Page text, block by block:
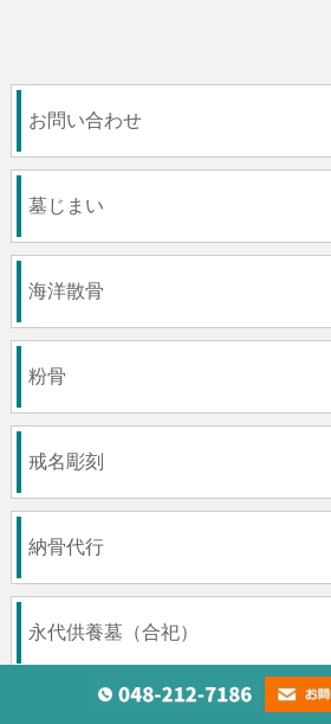
お問い合わせ
墓じまい
海洋散骨
粉骨
戒名彫刻
納骨代行
永代供養墓（合祀）